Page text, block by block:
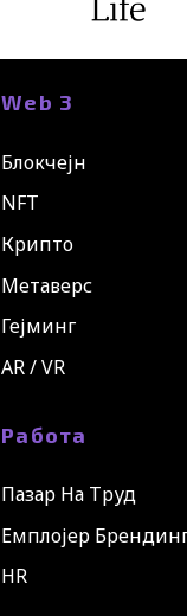
Web 3
Блокчејн
NFT
Крипто
Метаверс
Гејминг
AR / VR
Работа
Пазар На Труд
Емплојер
HR